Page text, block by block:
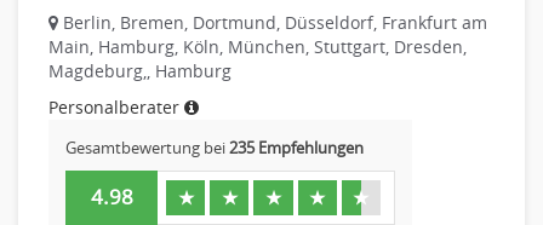
Justiziariat, Rechtsabteilung
Notar-, Justizfachangestellter, Anwaltsfachgehilfe
Notariat
Richter, Justizbeamte
Analyst
Anlageberatung, Vermögensberatung
Asset-/Fonds-Management
Berlin, Bremen, Dortmund, Düsseldorf, Frankfurt am
Main, Hamburg, Köln, München, Stuttgart, Dresden,
Magdeburg,, Hamburg
Personalberater
Gesamtbewertung bei235 Empfehlungen
4.98 ★ ★ ★ ★ ★